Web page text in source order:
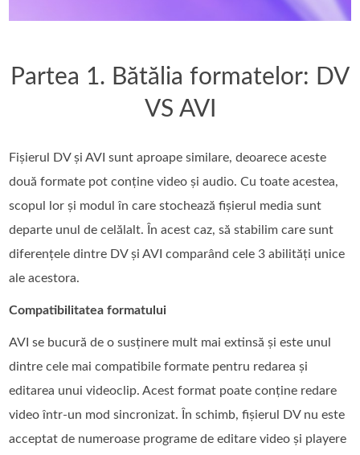
Partea 1. Bătălia formatelor: DV
VS AVI
Fișierul DV și AVI sunt aproape similare, deoarece aceste
două formate pot conține video și audio. Cu toate acestea,
scopul lor și modul în care stochează fișierul media sunt
departe unul de celălalt. În acest caz, să stabilim care sunt
diferențele dintre DV și AVI comparând cele 3 abilități unice
ale acestora.
Compatibilitatea formatului
AVI se bucură de o susținere mult mai extinsă și este unul
dintre cele mai compatibile formate pentru redarea și
editarea unui videoclip. Acest format poate conține redare
video într-un mod sincronizat. În schimb, fișierul DV nu este
acceptat de numeroase programe de editare video și playere